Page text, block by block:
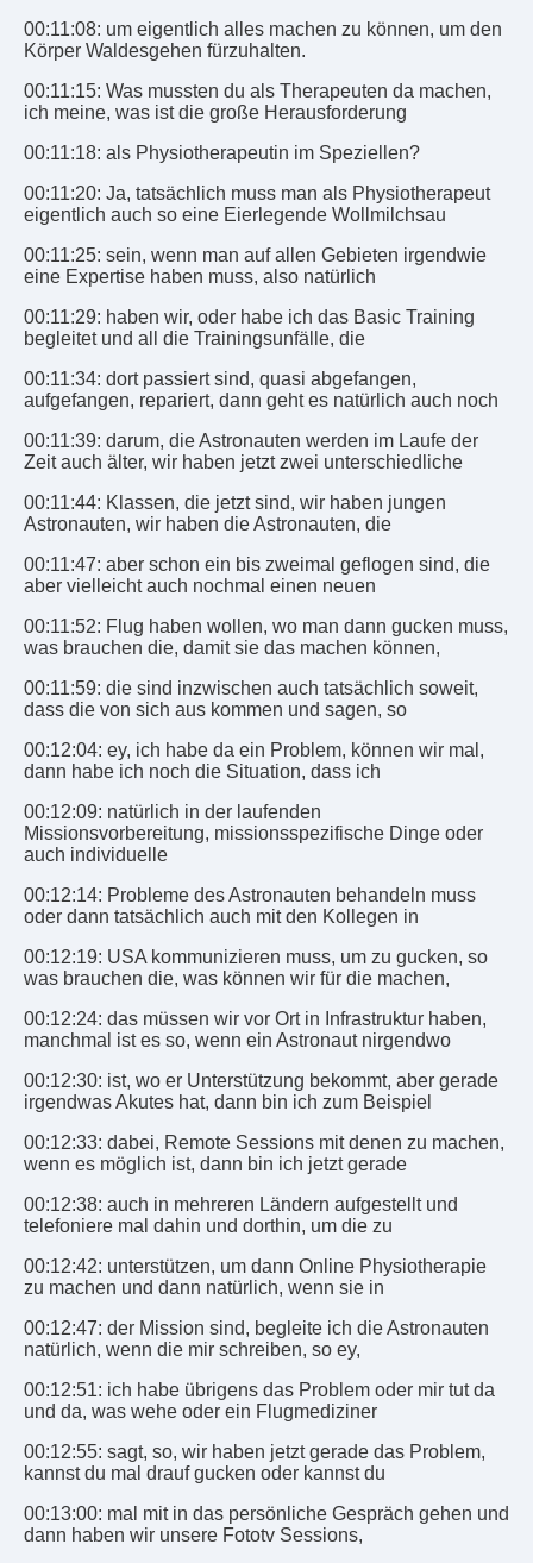
00:11:08: um eigentlich alles machen zu können, um den
Körper Waldesgehen fürzuhalten.
00:11:15: Was mussten du als Therapeuten da machen,
ich meine, was ist die große Herausforderung
00:11:18: als Physiotherapeutin im Speziellen?
00:11:20: Ja, tatsächlich muss man als Physiotherapeut
eigentlich auch so eine Eierlegende Wollmilchsau
00:11:25: sein, wenn man auf allen Gebieten irgendwie
eine Expertise haben muss, also natürlich
00:11:29: haben wir, oder habe ich das Basic Training
begleitet und all die Trainingsunfälle, die
00:11:34: dort passiert sind, quasi abgefangen,
aufgefangen, repariert, dann geht es natürlich auch noch
00:11:39: darum, die Astronauten werden im Laufe der
Zeit auch älter, wir haben jetzt zwei unterschiedliche
00:11:44: Klassen, die jetzt sind, wir haben jungen
Astronauten, wir haben die Astronauten, die
00:11:47: aber schon ein bis zweimal geflogen sind, die
aber vielleicht auch nochmal einen neuen
00:11:52: Flug haben wollen, wo man dann gucken muss,
was brauchen die, damit sie das machen können,
00:11:59: die sind inzwischen auch tatsächlich soweit,
dass die von sich aus kommen und sagen, so
00:12:04: ey, ich habe da ein Problem, können wir mal,
dann habe ich noch die Situation, dass ich
00:12:09: natürlich in der laufenden
Missionsvorbereitung, missionsspezifische Dinge oder
auch individuelle
00:12:14: Probleme des Astronauten behandeln muss
oder dann tatsächlich auch mit den Kollegen in
00:12:19: USA kommunizieren muss, um zu gucken, so
was brauchen die, was können wir für die machen,
00:12:24: das müssen wir vor Ort in Infrastruktur haben,
manchmal ist es so, wenn ein Astronaut nirgendwo
00:12:30: ist, wo er Unterstützung bekommt, aber gerade
irgendwas Akutes hat, dann bin ich zum Beispiel
00:12:33: dabei, Remote Sessions mit denen zu machen,
wenn es möglich ist, dann bin ich jetzt gerade
00:12:38: auch in mehreren Ländern aufgestellt und
telefoniere mal dahin und dorthin, um die zu
00:12:42: unterstützen, um dann Online Physiotherapie
zu machen und dann natürlich, wenn sie in
00:12:47: der Mission sind, begleite ich die Astronauten
natürlich, wenn die mir schreiben, so ey,
00:12:51: ich habe übrigens das Problem oder mir tut da
und da, was wehe oder ein Flugmediziner
00:12:55: sagt, so, wir haben jetzt gerade das Problem,
kannst du mal drauf gucken oder kannst du
00:13:00: mal mit in das persönliche Gespräch gehen und
dann haben wir unsere Fototv Sessions,